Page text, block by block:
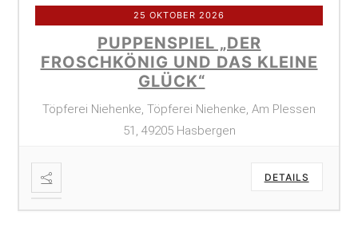
25 OKTOBER 2026
PUPPENSPIEL „DER
FROSCHKÖNIG UND DAS KLEINE
GLÜCK“
Töpferei Niehenke, Töpferei Niehenke, Am Plessen
51, 49205 Hasbergen
DETAILS